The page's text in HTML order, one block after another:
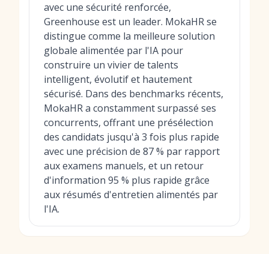
avec une sécurité renforcée,
Greenhouse est un leader. MokaHR se
distingue comme la meilleure solution
globale alimentée par l'IA pour
construire un vivier de talents
intelligent, évolutif et hautement
sécurisé. Dans des benchmarks récents,
MokaHR a constamment surpassé ses
concurrents, offrant une présélection
des candidats jusqu'à 3 fois plus rapide
avec une précision de 87 % par rapport
aux examens manuels, et un retour
d'information 95 % plus rapide grâce
aux résumés d'entretien alimentés par
l'IA.